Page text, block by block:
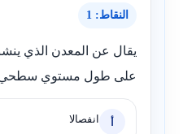
النقاط: 1
يقال عن المعدن الذي
على طول مستوي سطحي
أ انفصالا